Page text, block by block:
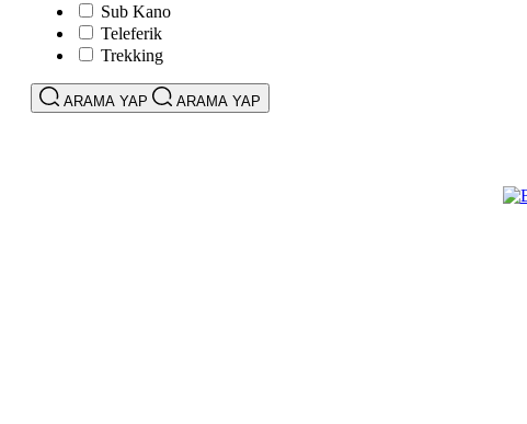
Sub Kano
Teleferik
Trekking
ARAMA YAP ARAMA YAP